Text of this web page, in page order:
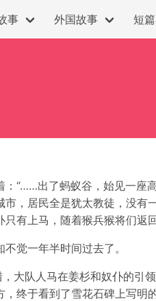
事 外国故事 短
“……出了蚂蚁谷，始见一
，居民全是犹太教徒，没
有上马，随着猴兵猴将们返
觉一年半时间过去了。
大队人马在姜杉和奴仆的引
终于看到了雪花石碑上写明